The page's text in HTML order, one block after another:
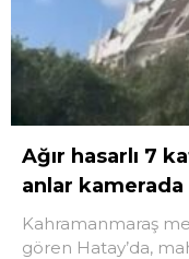
Ağır hasarlı 7
anlar kamerada
Kahramanmaraş
gören Hatay’da,